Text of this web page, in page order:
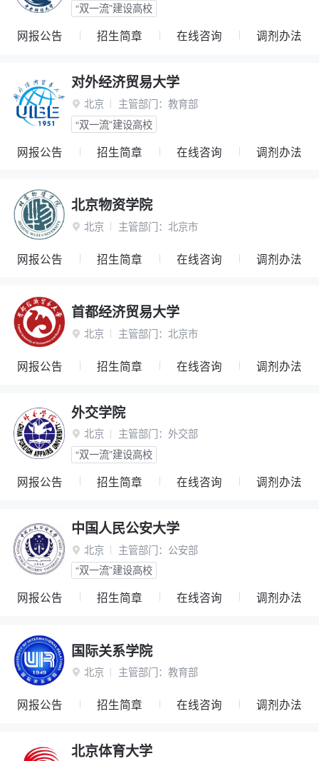
“双一流”建设高校
网报公告 招生简章 在线咨询 调剂办法
对外经济贸易大学
 北京 主管部门： 教育部
“双一流”建设高校
网报公告 招生简章 在线咨询 调剂办法
北京物资学院
 北京 主管部门： 北京市
网报公告 招生简章 在线咨询 调剂办法
首都经济贸易大学
 北京 主管部门： 北京市
网报公告 招生简章 在线咨询 调剂办法
外交学院
 北京 主管部门： 外交部
“双一流”建设高校
网报公告 招生简章 在线咨询 调剂办法
中国人民公安大学
 北京 主管部门： 公安部
“双一流”建设高校
网报公告 招生简章 在线咨询 调剂办法
国际关系学院
 北京 主管部门： 教育部
网报公告 招生简章 在线咨询 调剂办法
北京体育大学